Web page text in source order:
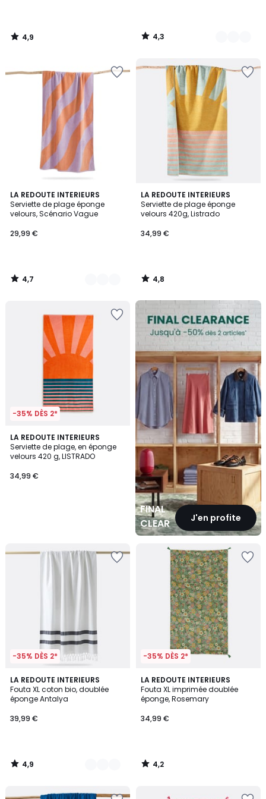
4,9
/
4,3
/
LA REDOUTE INTERIEURS
Serviette de plage éponge
velours, Scénario Vague
29,99 €
4,7
/ 5
3
Couleurs
4,7
/
LA REDOUTE INTERIEURS
Serviette de plage éponge
velours 420g, Listrado
34,99 €
4,8
/ 5
4,8
/
-35% DÈS 2*
LA REDOUTE INTERIEURS
Serviette de plage, en éponge
velours 420 g, LISTRADO
34,99 €
FINAL
CLEARANCEJ'en profite
FINAL
CLEARANCE
-35% DÈS 2*
LA REDOUTE INTERIEURS
Fouta XL coton bio, doublée
éponge Antalya
39,99 €
4,9
/ 5
3
Couleurs
4,9
/
-35% DÈS 2*
LA REDOUTE INTERIEURS
Fouta XL imprimée doublée
éponge, Rosemary
34,99 €
4,2
/ 5
4,2
/